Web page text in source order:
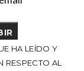
HA LEÍDO Y
AL